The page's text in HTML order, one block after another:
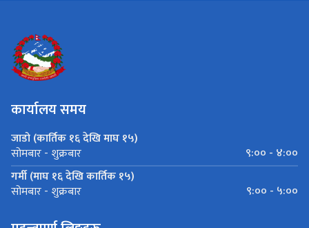
कार्यालय समय
जाडो (कार्तिक १६ देखि माघ १५)
सोमबार - शुक्रबार
९:०० - ४:००
गर्मी (माघ १६ देखि कार्तिक १५)
सोमबार - शुक्रबार ९:०० - ५:००